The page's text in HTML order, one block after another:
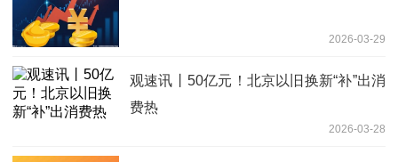
2026-03-29
观速讯丨50亿元！北京以旧换新“补”出消
费热
2026-03-28